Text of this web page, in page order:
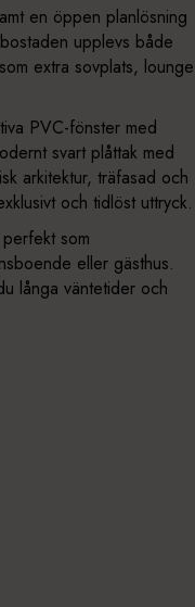
en öppen planlösning
upplevs både
extra sovplats, lounge
PVC-fönster med
svart plåttak med
arkitektur, träfasad och
och tidlöst uttryck.
som
eller gästhus.
långa väntetider och